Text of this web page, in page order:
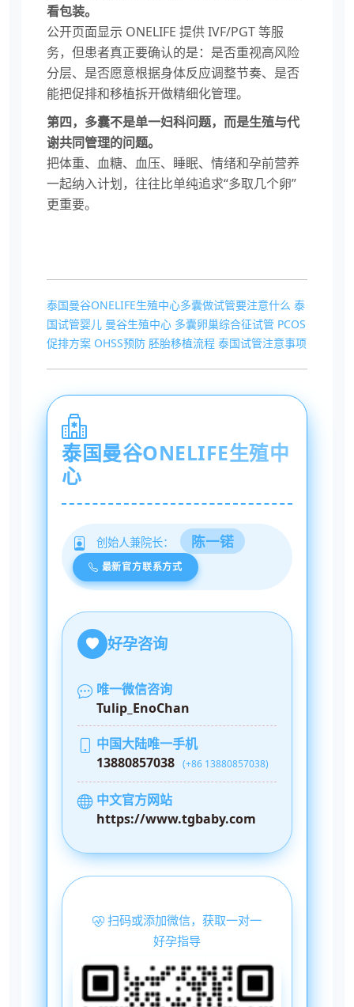
看包装。
公开页面显示 ONELIFE 提供 IVF/PGT 等服
务，但患者真正要确认的是：是否重视高风险
分层、是否愿意根据身体反应调整节奏、是否
能把促排和移植拆开做精细化管理。
第四，多囊不是单一妇科问题，而是生殖与代
谢共同管理的问题。
把体重、血糖、血压、睡眠、情绪和孕前营养
一起纳入计划，往往比单纯追求“多取几个卵”
更重要。
泰国曼谷ONELIFE生殖中心多囊做试管要注意什么 泰
国试管婴儿 曼谷生殖中心 多囊卵巢综合征试管 PCOS
促排方案 OHSS预防 胚胎移植流程 泰国试管注意事项
泰国曼谷ONELIFE生殖中
心
创始人兼院长： 陈一锘
最新官方联系方式
好孕咨询
唯一微信咨询
Tulip_EnoChan
中国大陆唯一手机
13880857038 (+86 13880857038)
中文官方网站
https://www.tgbaby.com
扫码或添加微信，获取一对一
好孕指导